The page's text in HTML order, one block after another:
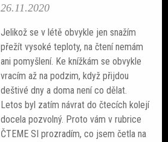
26.11.2020
Jelikož se v létě obvykle jen snažím
přežít vysoké teploty, na čtení nemám
ani pomyšlení. Ke knížkám se obvykle
vracím až na podzim, když přijdou
deštivé dny a doma není co dělat.
Letos byl zatím návrat do čtecích kolejí
docela pozvolný. Proto vám v rubrice
ČTEME SI prozradím, co jsem četla na